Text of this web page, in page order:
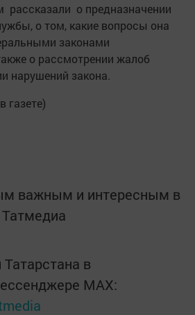
о предназначении
о том, какие вопросы она
законами
о рассмотрении жалоб
нарушений закона.
газете)
важным и интересным в
Татмедиа
в
MАХ: